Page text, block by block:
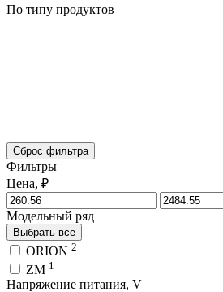
По типу продуктов
Сброс фильтра
Фильтры
Цена, ₽
Модельный ряд
Выбрать все
ORION 2
ZM 1
Напряжение питания, V